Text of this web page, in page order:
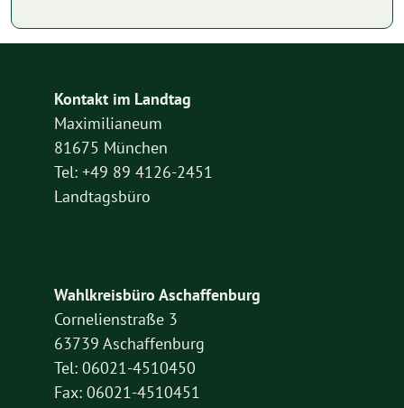
Kontakt im Landtag
Maximilianeum
81675 München
Tel: +49 89 4126-2451
Landtagsbüro
Wahlkreisbüro Aschaffenburg
Cornelienstraße 3
63739 Aschaffenburg
Tel: 06021-4510450
Fax: 06021-4510451